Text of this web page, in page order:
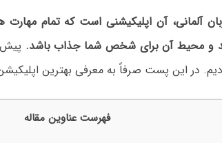
آلمانی، آن اپلیکیشنی است که تمام مهارت
و محیط آن برای شخص شما جذاب باشد.
در این پست صرفاً به معرفی بهترین
فهرست عناوین مقاله